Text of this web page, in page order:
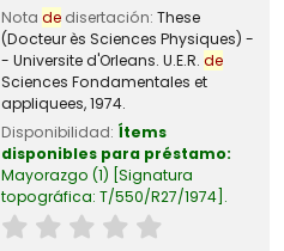
Nota dedisertación: These
(Docteur ès Sciences Physiques) -
- Universite d'Orleans. U.E.R. de
Sciences Fondamentales et
appliquees, 1974.
Disponibilidad: Ítems
disponibles para préstamo:
Mayorazgo (1) Signatura
topográfica: T/550/R27/1974 .